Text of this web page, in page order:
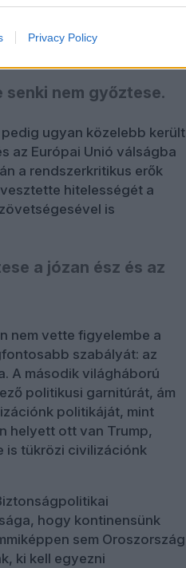
Privacy Policy
nem győztese.
ugyan közelebb került
az Európai Unió válságba
a rendszerkritikus erők
hitelességét a
is
a józan ész és az
nem vette figyelembe a
szabályát: az
A második világháború
politikusi garnitúrát, ám
politikáját, mint
helyett ott van Trump,
is tükrözi civilizációnk
hogy kontinensünk
sem Oroszország
ki kell egyezni